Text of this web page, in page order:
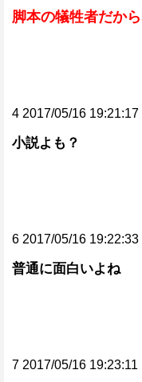
脚本の犠牲者だか
4 2017/05/16 19:21:17
小説よも？
6 2017/05/16 19:22:33
普通に面白いよね
7 2017/05/16 19:23:11